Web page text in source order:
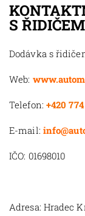
S ŘIDIČEM
Dodávka s
Web:
Telefon: +420
E-mail:
IČO: 01698010
Adresa: Hradec